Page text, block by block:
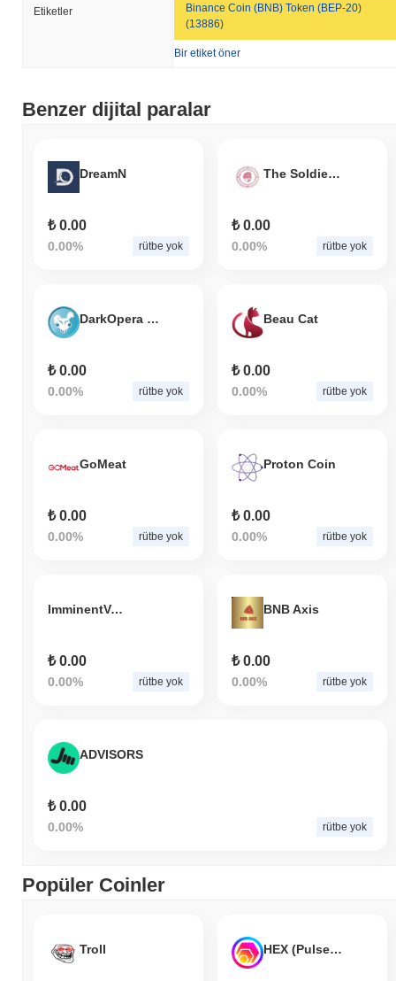
Etiketler
Binance Coin (BNB) Token (BEP-20)
(13886)
Bir etiket öner
Benzer dijital paralar
DreamN
₺ 0.00
0.00% rütbe yok
The Soldiers Gold
₺ 0.00
0.00% rütbe yok
DarkOpera Finance
₺ 0.00
0.00% rütbe yok
Beau Cat
₺ 0.00
0.00% rütbe yok
GoMeat
₺ 0.00
0.00% rütbe yok
Proton Coin
₺ 0.00
0.00% rütbe yok
ImminentVerse
₺ 0.00
0.00% rütbe yok
BNB Axis
₺ 0.00
0.00% rütbe yok
ADVISORS
₺ 0.00
0.00% rütbe yok
Popüler Coinler
Troll HEX (Pulsechain)